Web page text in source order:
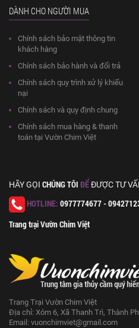
DÀNH CHO NGƯỜI MUA
Chính sách bảo mật thông tin
khách hàng
Chính sách bảo hành và đổi trả
Chính sách quy trình xử lý khiếu
nại
Chính sách và quy định chung
Chính sách mua hàng & thanh
toán tại Vườn Chim Việt
HÃY GỌI CHÚNG TÔI ĐỂĐƯỢC TƯ
HOTLINE: 0977774677 -
Trang trại Vườn Chim Việt
Trang Trại Vườn Chim Việt
Địa chỉ: Xóm 6, Xã Thanh Trì, Thành
Email: vuonchimviet@gmail.com